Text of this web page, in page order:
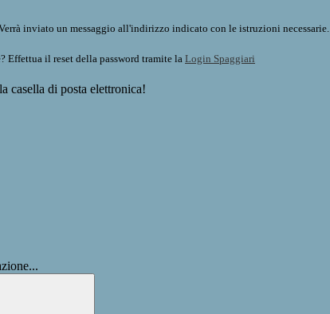
inviato un messaggio all'indirizzo indicato con le istruzioni necessarie.
Effettua il reset della password tramite la Login Spaggiari
casella di posta elettronica!